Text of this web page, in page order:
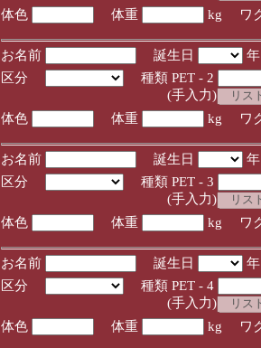
体色
体重 kg ワ
お名前 誕生日
区分
種類 PET - 2
(手入力)
体色
体重 kg ワ
お名前 誕生日
区分
種類 PET - 3
(手入力)
体色
体重 kg ワ
お名前 誕生日
区分
種類 PET - 4
(手入力)
体色
体重 kg ワ